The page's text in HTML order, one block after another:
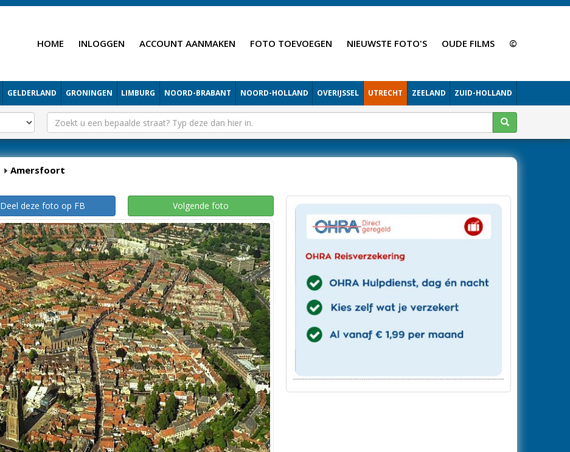
HOME INLOGGEN ACCOUNT AANMAKEN FOTO TOEVOEGEN NIEUWSTE FOTO'S OUDE FILMS ©
GELDERLAND GRONINGEN LIMBURG NOORD-BRABANT NOORD-HOLLAND OVERIJSSEL UTRECHT ZEELAND ZUID-HOLLAND
Amersfoort
Deel deze foto op FB Volgende foto